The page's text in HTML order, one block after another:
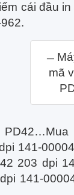
cái đầu
mã
141-
203 dpi
141-